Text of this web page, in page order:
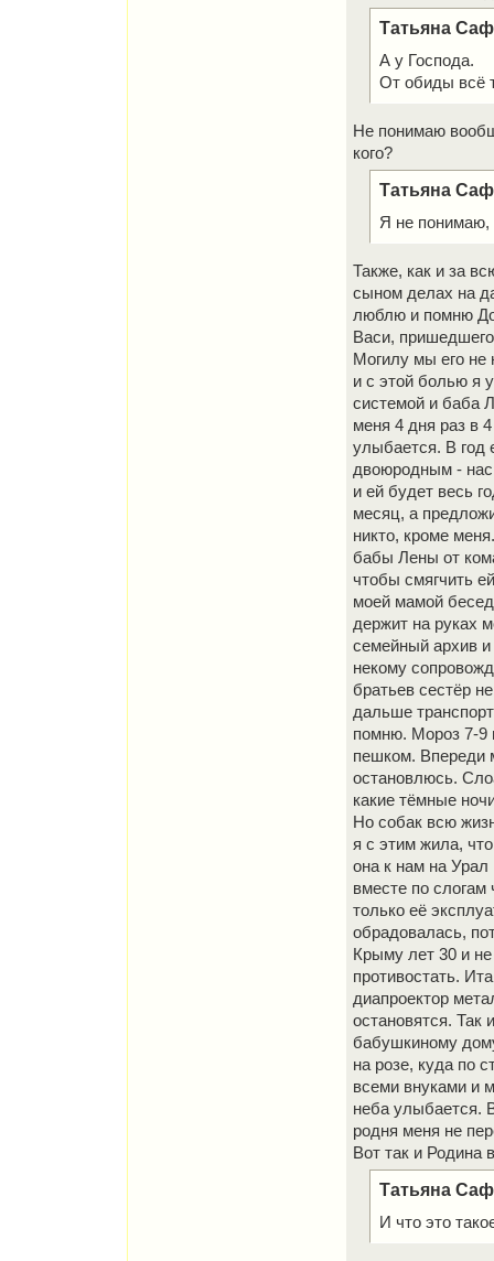
Татьяна
А у Господа.
От обиды всё
Не понимаю
кого?
Татьяна
Я не понимаю,
Также, как и за
сыном делах на
люблю и помню
Васи,
Могилу мы его не
и с этой болью я
системой и баба
меня 4 дня раз в
улыбается. В год
двоюродным -
и ей будет весь
месяц, а
никто, кроме
бабы Лены от
чтобы смягчить
моей мамой
держит на руках
семейный архив
некому
братьев сестёр
дальше
помню. Мороз 7-9
пешком. Впереди
остановлюсь.
какие тёмные
Но собак всю
я с этим жила,
она к нам на Урал
вместе по слогам
только её
обрадовалась,
Крыму лет 30 и
противостать.
диапроектор
остановятся.
бабушкиному
на розе, куда по
всеми внуками и
неба улыбается.
родня меня не
Вот так и Родина
Татьяна
И что это